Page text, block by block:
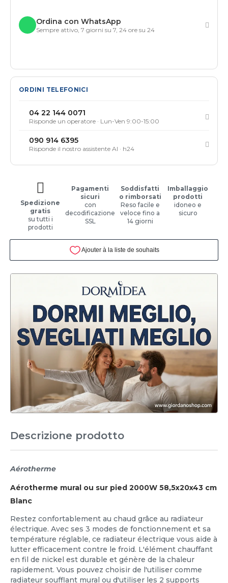
Ordina con WhatsApp
Sempre attivo, 7 giorni su 7, 24 ore su 24
ORDINI TELEFONICI
04 22 144 0071
Risponde un operatore · Lun-Ven 9:00-15:00
090 914 6395
Risponde il nostro assistente AI · h24
Spedizione
gratis
su tutti i
prodotti
Pagamenti
sicuri
con
decodificazione
SSL
Soddisfatti
o rimborsati
Reso facile e
veloce fino a
14 giorni
Imballaggio
prodotti
idoneo e
sicuro
Descrizione prodotto
Aérotherme
Aérotherme mural ou sur pied 2000W 58,5x20x43 cm
Blanc
Restez confortablement au chaud grâce au radiateur
électrique. Avec ses 3 modes de fonctionnement et sa
température réglable, ce radiateur électrique vous aide à
lutter efficacement contre le froid. L'élément chauffant
en fil de nickel est durable et génère de la chaleur
rapidement. Vous pouvez choisir de l'utiliser comme
radiateur soufflant mural ou d'utiliser les 2 supports